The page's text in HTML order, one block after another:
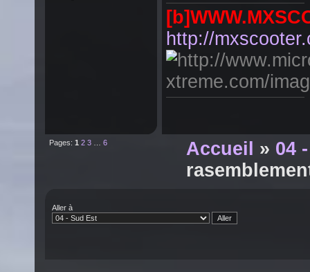
http://
Pages: 1 2 3 6 Accueil » 04
Aller à